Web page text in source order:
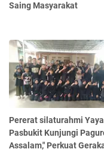
Saing Masyarakat
Pererat silaturahmi
Pasbukit Kunjungi
Assalam," Perkuat